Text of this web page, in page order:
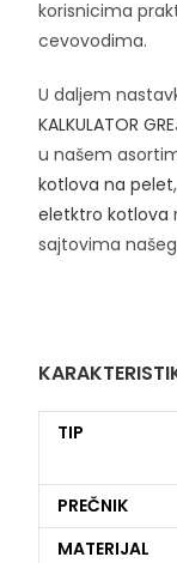
korisnicima
cevovodima.
U daljem
KALKULATOR
u našem
kotlova na pelet
eletktro kotlova
sajtovima našeg
TIP
PREČNIK
MATERIJAL